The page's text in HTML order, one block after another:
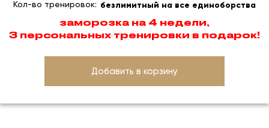
Кол-во тренировок: безлимитный на все единоборства
заморозка на 4 недели,
3 персональных тренировки в подарок!
Добавить в корзину